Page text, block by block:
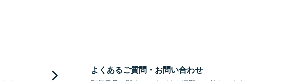
よくあるご質問・お問い合わせ